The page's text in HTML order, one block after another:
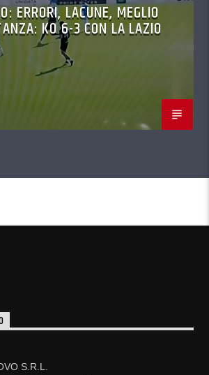
ERRORI, LACUNE, MEGLIO
KO 6-3 CON LA LAZIO
S.R.L.